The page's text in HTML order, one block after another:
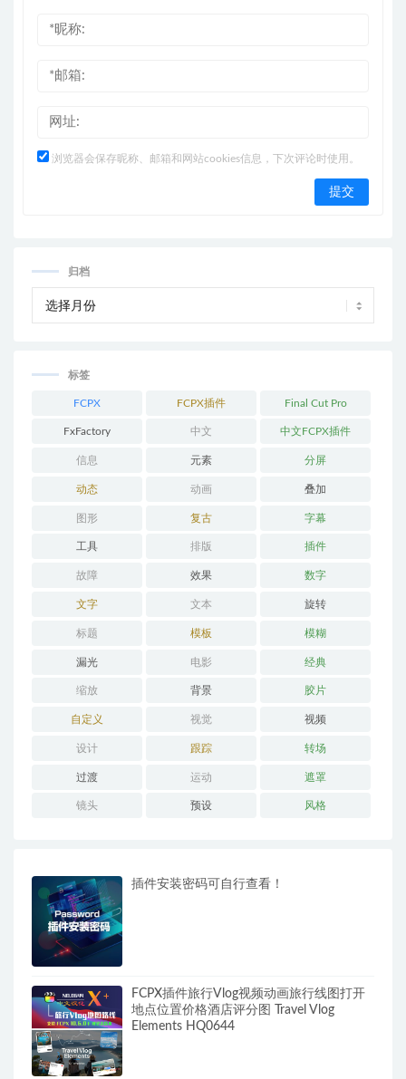
浏览器会保存昵称、邮箱和网站cookies信息，下次评论时使用。
归档
标签
FCPX FCPX插件 Final Cut Pro
FxFactory 中文 中文FCPX插件
信息 元素 分屏
动态 动画 叠加
图形 复古 字幕
工具 排版 插件
故障 效果 数字
文字 文本 旋转
标题 模板 模糊
漏光 电影 经典
缩放 背景 胶片
自定义 视觉 视频
设计 跟踪 转场
过渡 运动 遮罩
镜头 预设 风格
插件安装密码可自行查看！
FCPX插件旅行Vlog视频动画旅行线图打开
地点位置价格酒店评分图 Travel Vlog
Elements HQ0644